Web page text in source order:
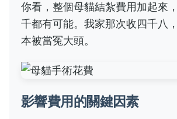
你看，整個母貓結紮費用加起來
千都有可能。我家那次收四千八
本被當冤大頭。
影響費用的關鍵因素